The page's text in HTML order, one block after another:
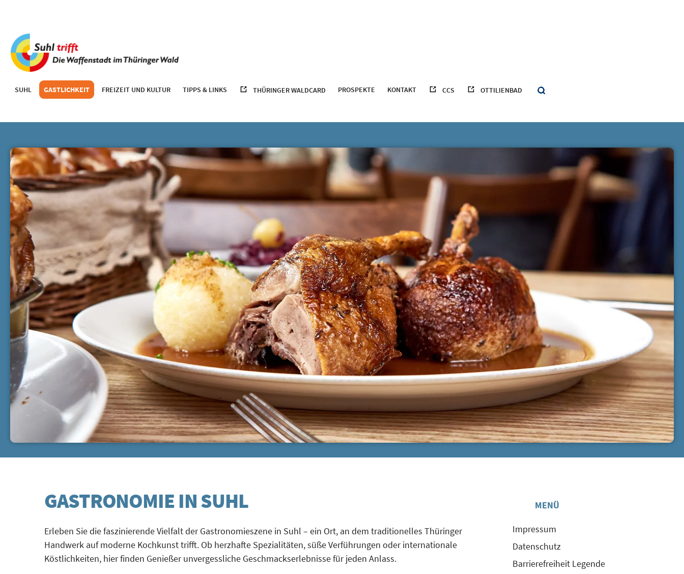
SUHL GASTLICHKEIT FREIZEIT UND KULTUR TIPPS & LINKS THÜRINGER WALDCARD PROSPEKTE KONTAKT CCS OTTILIENBAD
GASTRONOMIE IN SUHL
Erleben Sie die faszinierende Vielfalt der Gastronomieszene in Suhl – ein Ort, an dem traditionelles Thüringer
Handwerk auf moderne Kochkunst trifft. Ob herzhafte Spezialitäten, süße Verführungen oder internationale
Köstlichkeiten, hier finden Genießer unvergessliche Geschmackserlebnisse für jeden Anlass.
MENÜ
Impressum
Datenschutz
Barrierefreiheit Legende